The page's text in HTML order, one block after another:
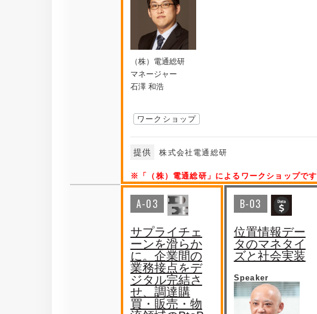
（株）電通総研
マネージャー
石澤 和浩
ワークショップ
提供 株式会社電通総研
※「（株）電通総研」によるワークショップです
A-03
サプライチェ
ーンを滑らか
に。企業間の
業務接点をデ
ジタル完結さ
せ、調達購
買・販売・物
B-03
位置情報デー
タのマネタイ
ズと社会実装
Speaker